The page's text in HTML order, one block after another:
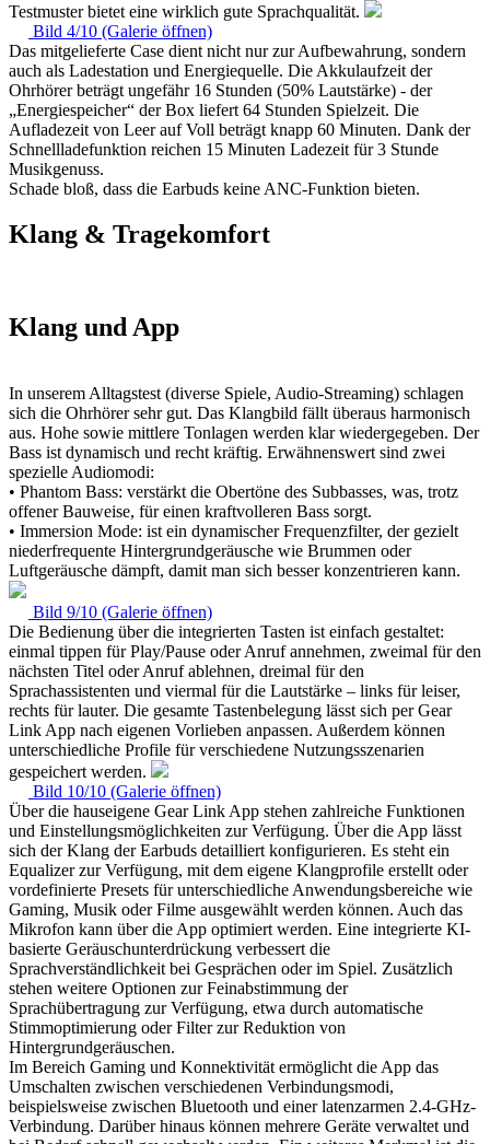
Testmuster bietet eine wirklich gute Sprachqualität.
Bild 4/10 (Galerie öffnen)
Das mitgelieferte Case dient nicht nur zur Aufbewahrung, sondern
auch als Ladestation und Energiequelle. Die Akkulaufzeit der
Ohrhörer beträgt ungefähr 16 Stunden (50% Lautstärke) - der
„Energiespeicher“ der Box liefert 64 Stunden Spielzeit. Die
Aufladezeit von Leer auf Voll beträgt knapp 60 Minuten. Dank der
Schnellladefunktion reichen 15 Minuten Ladezeit für 3 Stunde
Musikgenuss.
Schade bloß, dass die Earbuds keine ANC-Funktion bieten.
Klang & Tragekomfort
Klang und App
In unserem Alltagstest (diverse Spiele, Audio-Streaming) schlagen
sich die Ohrhörer sehr gut. Das Klangbild fällt überaus harmonisch
aus. Hohe sowie mittlere Tonlagen werden klar wiedergegeben. Der
Bass ist dynamisch und recht kräftig. Erwähnenswert sind zwei
spezielle Audiomodi:
• Phantom Bass: verstärkt die Obertöne des Subbasses, was, trotz
offener Bauweise, für einen kraftvolleren Bass sorgt.
• Immersion Mode: ist ein dynamischer Frequenzfilter, der gezielt
niederfrequente Hintergrundgeräusche wie Brummen oder
Luftgeräusche dämpft, damit man sich besser konzentrieren kann.
Bild 9/10 (Galerie öffnen)
Die Bedienung über die integrierten Tasten ist einfach gestaltet:
einmal tippen für Play/Pause oder Anruf annehmen, zweimal für den
nächsten Titel oder Anruf ablehnen, dreimal für den
Sprachassistenten und viermal für die Lautstärke – links für leiser,
rechts für lauter. Die gesamte Tastenbelegung lässt sich per Gear
Link App nach eigenen Vorlieben anpassen. Außerdem können
unterschiedliche Profile für verschiedene Nutzungsszenarien
gespeichert werden.
Bild 10/10 (Galerie öffnen)
Über die hauseigene Gear Link App stehen zahlreiche Funktionen
und Einstellungsmöglichkeiten zur Verfügung. Über die App lässt
sich der Klang der Earbuds detailliert konfigurieren. Es steht ein
Equalizer zur Verfügung, mit dem eigene Klangprofile erstellt oder
vordefinierte Presets für unterschiedliche Anwendungsbereiche wie
Gaming, Musik oder Filme ausgewählt werden können. Auch das
Mikrofon kann über die App optimiert werden. Eine integrierte KI-
basierte Geräuschunterdrückung verbessert die
Sprachverständlichkeit bei Gesprächen oder im Spiel. Zusätzlich
stehen weitere Optionen zur Feinabstimmung der
Sprachübertragung zur Verfügung, etwa durch automatische
Stimmoptimierung oder Filter zur Reduktion von
Hintergrundgeräuschen.
Im Bereich Gaming und Konnektivität ermöglicht die App das
Umschalten zwischen verschiedenen Verbindungsmodi,
beispielsweise zwischen Bluetooth und einer latenzarmen 2.4-GHz-
Verbindung. Darüber hinaus können mehrere Geräte verwaltet und